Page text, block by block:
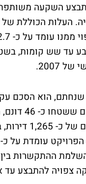
2007.
הוא הסכם
ההתקשרות
להתבצע עד